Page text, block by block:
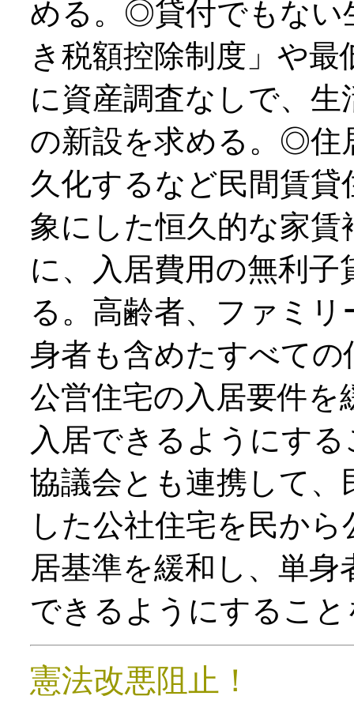
める。◎貸付でもない
き税額控除制度」や
に資産調査なしで、
の新設を求める。◎住
久化するなど民間賃
象にした恒久的な家
に、入居費用の無利
る。高齢者、ファミ
身者も含めたすべて
公営住宅の入居要件を
入居できるようにす
協議会とも連携して
した公社住宅を民か
居基準を緩和し、単
できるようにするこ
憲法改悪阻止 ！